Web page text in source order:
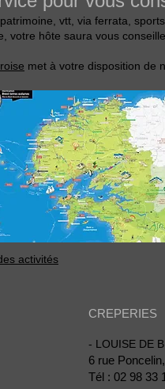
vtt, via ferrata,
votre hôte saura vous
met à votre disposition de
activités
CREPERIES
- LOUISE DE
6 rue
Tél : 02 98 33